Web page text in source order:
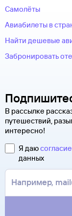
Самолёты
Авиабилеты в
Найти дешевые
Забронировать
В рассылке
путешествий,
интересно!
Я даюсогласие
данных